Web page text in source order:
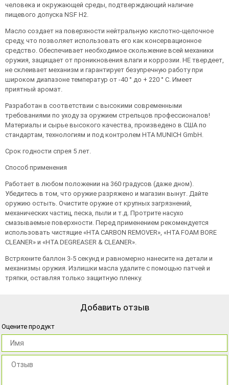
человека и окружающей среды, подтверждающий наличие
пищевого допуска NSF Н2.
Масло создает на поверхности нейтральную кислотно-щелочное
среду, что позволяет использовать его как консервационное
средство. Обеспечивает необходимое скольжение всей механики
оружия, защищает от проникновения влаги и коррозии. НЕ твердеет,
не склеивает механизм и гарантирует безупречную работу при
широком диапазоне температур от -40 ° до + 220 ° С. Имеет
приятный аромат.
Разработан в соответствии с высокими современными
требованиями по уходу за оружием стрельцов профессионалов!
Материалы и сырье высокого качества, произведено в США по
стандартам, технологиям и под контролем НТА MUNICH GmbH.
Срок годности спрея 5 лет.
Способ применения
Работает в любом положении на 360 градусов (даже дном).
Убедитесь в том, что оружие разряжено и магазин вынут. Дайте
оружию остыть. Очистите оружие от крупных загрязнений,
механических частиц, песка, пыли и т.д. Протрите насухо
смазываемые поверхности. Перед применением рекомендуется
использовать чистящие «НТА CARBON REMOVER», «HTA FOAM BORE
CLEANER» и «НТА DEGREASER & CLEANER».
Встряхните баллон 3-5 секунд и равномерно нанесите на детали и
механизмы оружия. Излишки масла удалите с помощью патчей и
тряпки, оставляя только защитную пленку.
Добавить отзыв
Оцените продукт